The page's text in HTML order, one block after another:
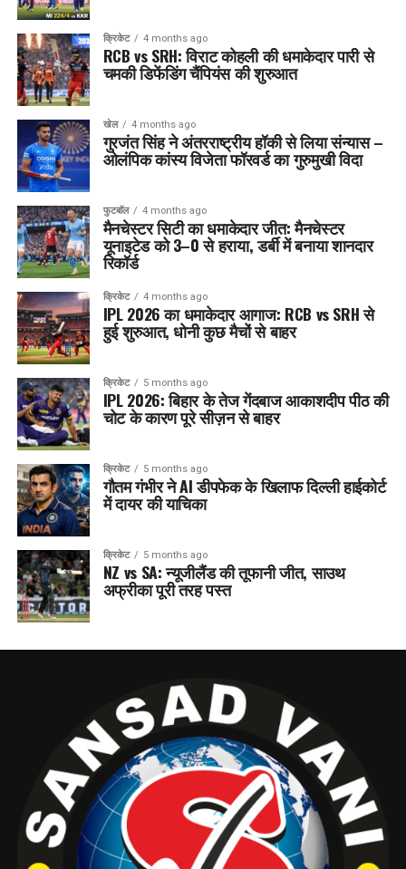
क्रिकेट 4 months ago
RCB vs SRH: विराट कोहली की धमाकेदार पारी से
चमकी डिफेंडिंग चैंपियंस की शुरुआत
खेल 4 months ago
गुरजंत सिंह ने अंतरराष्ट्रीय हॉकी से लिया संन्यास –
ओलंपिक कांस्य विजेता फॉरवर्ड का गुरुमुखी विदा
फुटबॉल 4 months ago
मैनचेस्टर सिटी का धमाकेदार जीत: मैनचेस्टर
यूनाइटेड को 3–0 से हराया, डर्बी में बनाया शानदार
रिकॉर्ड
क्रिकेट 4 months ago
IPL 2026 का धमाकेदार आगाज: RCB vs SRH से
हुई शुरुआत, धोनी कुछ मैचों से बाहर
क्रिकेट 5 months ago
IPL 2026: बिहार के तेज गेंदबाज आकाशदीप पीठ की
चोट के कारण पूरे सीज़न से बाहर
क्रिकेट 5 months ago
गौतम गंभीर ने AI डीपफेक के खिलाफ दिल्ली हाईकोर्ट
में दायर की याचिका
क्रिकेट 5 months ago
NZ vs SA: न्यूजीलैंड की तूफानी जीत, साउथ
अफ्रीका पूरी तरह पस्त